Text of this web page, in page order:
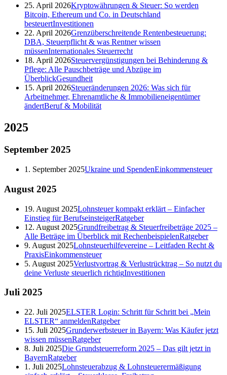
25. April 2026Kryptowährungen & Steuer: So werden
Bitcoin, Ethereum und Co. in Deutschland
besteuertInvestitionen
22. April 2026Grenzüberschreitende Rentenbesteuerung:
DBA, Steuerpflicht & was Rentner wissen
müssenInternationales Steuerrecht
18. April 2026Steuervergünstigungen bei Behinderung &
Pflege: Alle Pauschbeträge und Abzüge im
ÜberblickGesundheit
15. April 2026Steueränderungen 2026: Was sich für
Arbeitnehmer, Ehrenamtliche & Immobilieneigentümer
ändertBeruf & Mobilität
2025
September 2025
1. September 2025Ukraine und SpendenEinkommensteuer
August 2025
19. August 2025Lohnsteuer kompakt erklärt – Einfacher
Einstieg für BerufseinsteigerRatgeber
12. August 2025Grundfreibetrag & Steuerfreibeträge 2025 –
Alle Beträge im Überblick mit RechenbeispielenRatgeber
9. August 2025Lohnsteuerhilfevereine – Leitfaden Recht &
PraxisEinkommensteuer
5. August 2025Verlustvortrag & Verlustrücktrag – So nutzt du
deine Verluste steuerlich richtigInvestitionen
Juli 2025
22. Juli 2025ELSTER Login: Schritt für Schritt bei „Mein
ELSTER“ anmeldenRatgeber
15. Juli 2025Grunderwerbsteuer in Bayern: Was Käufer jetzt
wissen müssenRatgeber
8. Juli 2025Die Grundsteuerreform 2025 – Das gilt jetzt in
BayernRatgeber
1. Juli 2025Lohnsteuerabzug & Lohnsteuerermäßigung